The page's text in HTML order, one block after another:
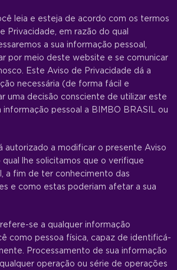
leia e esteja de acordo com os termos
Privacidade, em razão do qual
a sua informação pessoal,
por meio deste website e se comunicar
Este Aviso de Privacidade dá a
necessária (de forma fácil e
uma decisão consciente de utilizar este
pessoal a BIMBO BRASIL ou
autorizado a modificar o presente Aviso
lhe solicitamos que o verifique
a fim de ter conhecimento das
e como estas poderiam afetar a sua
se a qualquer informação
como pessoa física, capaz de identificá-
Processamento de sua informação
operação ou série de operações